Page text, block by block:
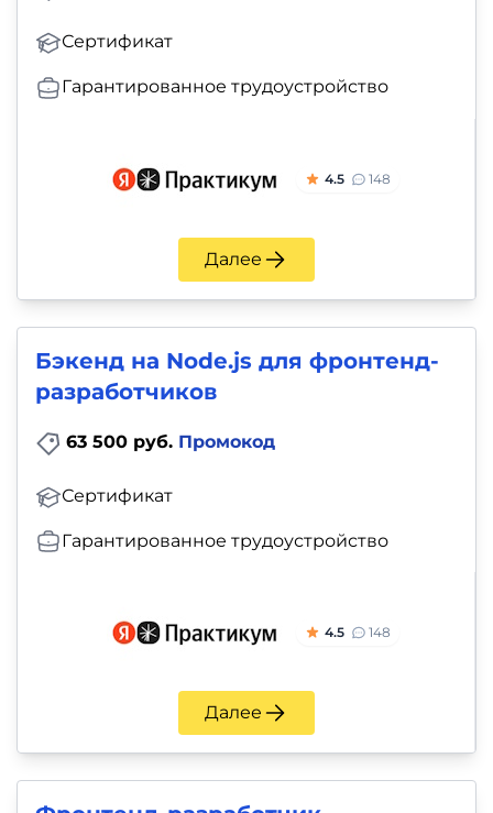
Сертификат
Гарантированное трудоустройство
4.5 148
Далее
Бэкенд на Node.js для фронтенд-
разработчиков
63 500 руб. Промокод
Сертификат
Гарантированное трудоустройство
4.5 148
Далее